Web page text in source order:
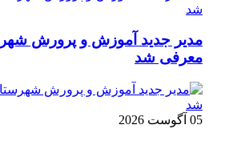
مدیر جدید آموزش و پرورش
معرفی شد
05 آگوست 2026